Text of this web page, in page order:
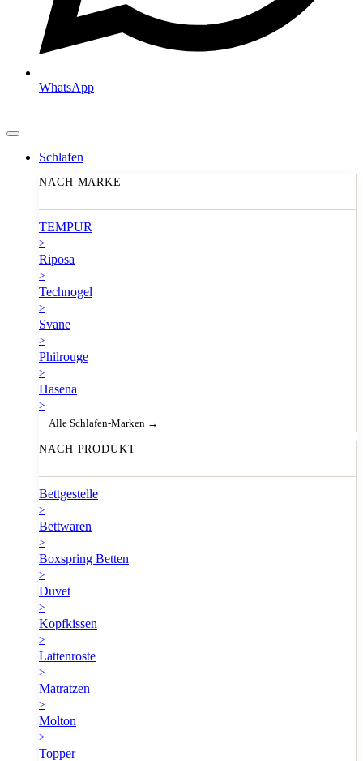
WhatsApp
Schlafen
NACH MARKE
TEMPUR
>
Riposa
>
Technogel
>
Svane
>
Philrouge
>
Hasena
>
Alle Schlafen-Marken →
NACH PRODUKT
Bettgestelle
>
Bettwaren
>
Boxspring Betten
>
Duvet
>
Kopfkissen
>
Lattenroste
>
Matratzen
>
Molton
>
Topper